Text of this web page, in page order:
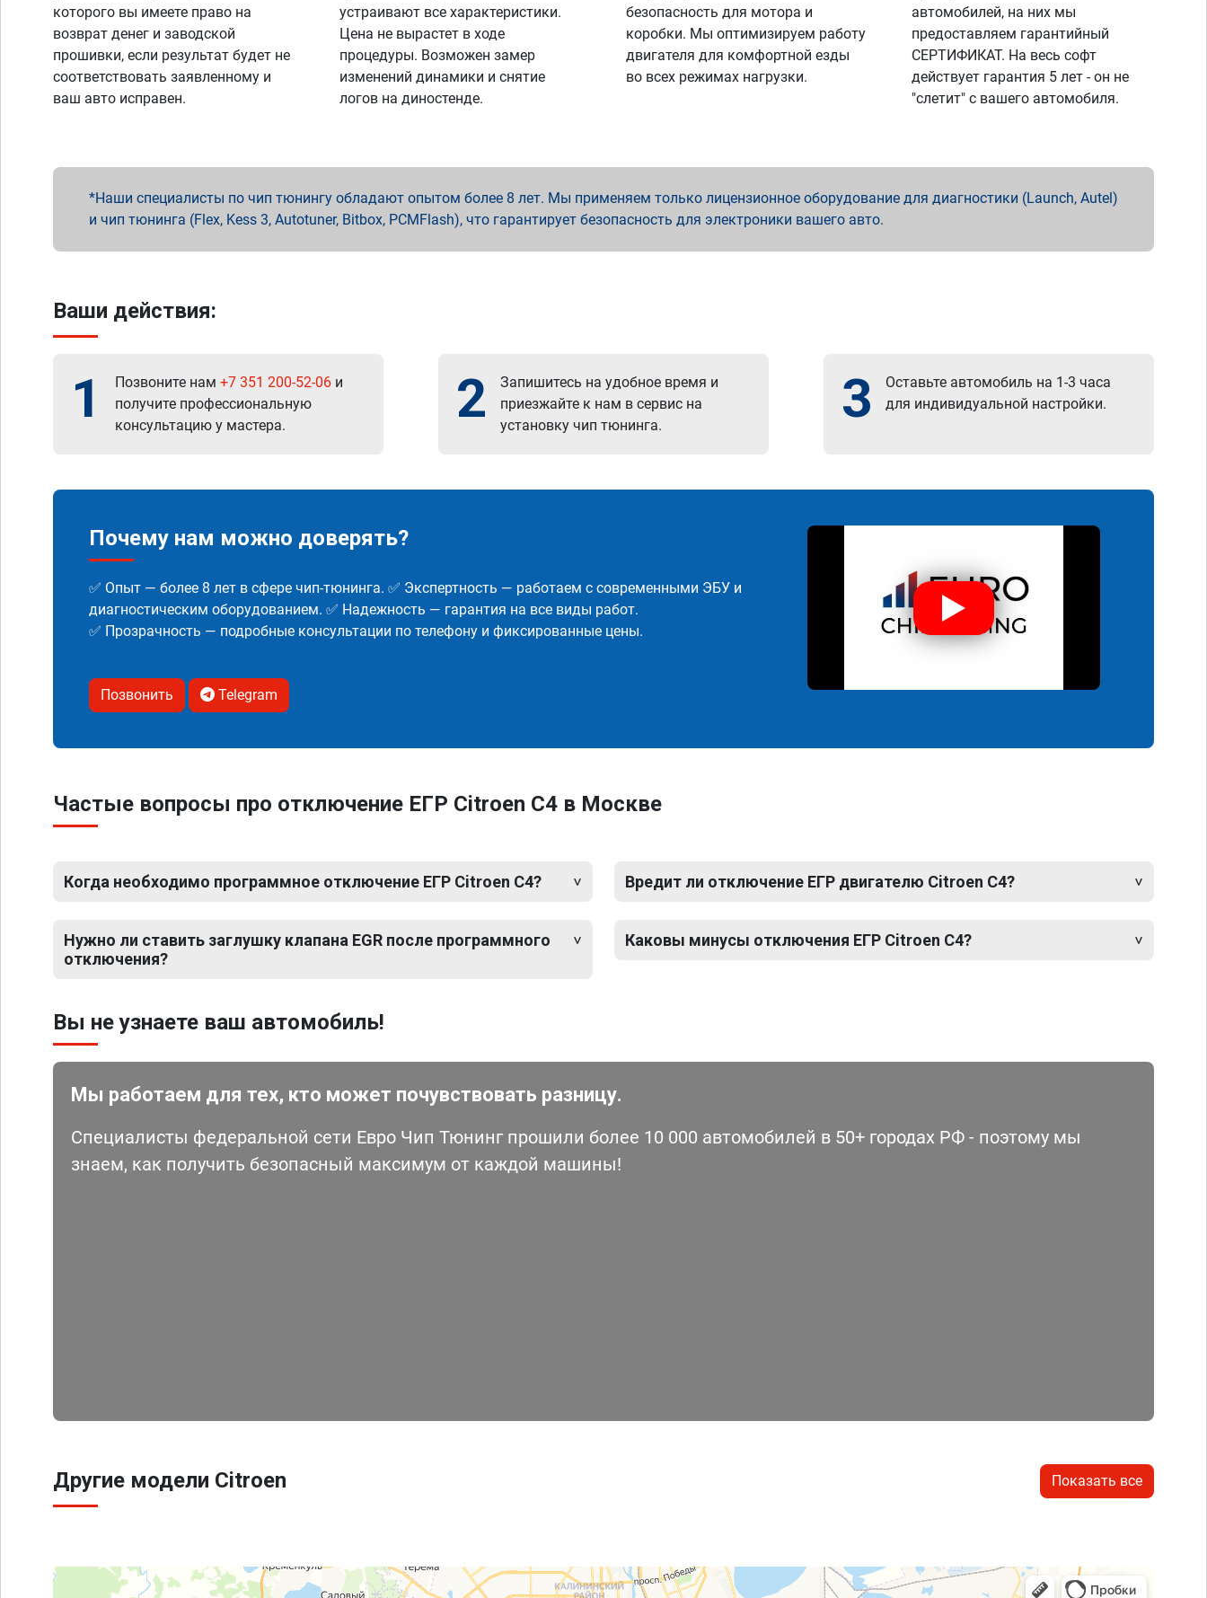
которого вы имеете право на
возврат денег и заводской
прошивки, если результат будет не
соответствовать заявленному и
ваш авто исправен.
устраивают все характеристики.
Цена не вырастет в ходе
процедуры. Возможен замер
изменений динамики и снятие
логов на диностенде.
безопасность для мотора и
коробки. Мы оптимизируем работу
двигателя для комфортной езды
во всех режимах нагрузки.
автомобилей, на них мы
предоставляем гарантийный
СЕРТИФИКАТ. На весь софт
действует гарантия 5 лет - он не
"слетит" с вашего автомобиля.
Наши специалисты по чип тюнингу обладают опытом более 8 лет. Мы применяем только лицензионное оборудование для диагностики (Launch, Autel)
и чип тюнинга (Flex, Kess 3, Autotuner, Bitbox, PCMFlash), что гарантирует безопасность для электроники вашего авто.
Ваши действия:
1 Позвоните нам +7 351 200-52-06 и
получите профессиональную
консультацию у мастера.
2
Запишитесь на удобное время и
приезжайте к нам в сервис на
установку чип тюнинга.
3
Оставьте автомобиль на 1-3 часа
для индивидуальной настройки.
Почему нам можно доверять?
✅ Опыт — более 8 лет в сфере чип-тюнинга. ✅ Экспертность — работаем с современными ЭБУ и
диагностическим оборудованием. ✅ Надежность — гарантия на все виды работ.
✅ Прозрачность — подробные консультации по телефону и фиксированные цены.
Позвонить Telegram
Частые вопросы про отключение ЕГР Citroen C4 в Москве
Когда необходимо программное отключение ЕГР Citroen C4?
Нужно ли ставить заглушку клапана EGR после программного
отключения?
Вредит ли отключение ЕГР двигателю Citroen C4?
Каковы минусы отключения ЕГР Citroen C4?
Вы не узнаете ваш автомобиль!
Мы работаем для тех, кто может почувствовать разницу.
Специалисты федеральной сети Евро Чип Тюнинг прошили более 10 000 автомобилей в 50+ городах РФ - поэтому мы
знаем, как получить безопасный максимум от каждой машины!
Другие модели Citroen Показать все